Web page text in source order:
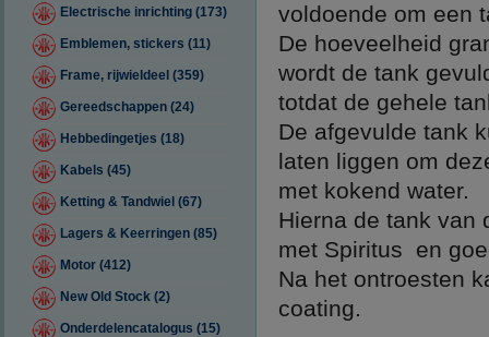
Electrische inrichting (173)
Emblemen, stickers (11)
Frame, rijwieldeel (359)
Gereedschappen (24)
Hebbedingetjes (18)
Kabels (45)
Ketting & Tandwiel (67)
Lagers & Keerringen (85)
Motor (412)
New Old Stock (2)
Onderdelencatalogus (15)
voldoende om een
De hoeveelheid
wordt de tank
totdat de gehele
De afgevulde tank
laten liggen om
met kokend water.
Hierna de tank van
met Spiritus en
Na het ontroesten
coating.